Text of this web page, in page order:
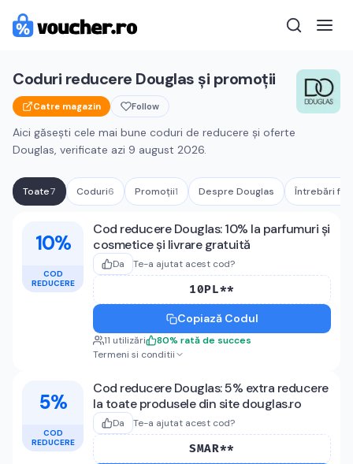
Coduri reducere Douglas și promoții
Catre magazin Follow
Aici găsești cele mai bune coduri de reducere și oferte
Douglas, verificate azi 9 august 2026.
Toate7 Coduri6 Promoții1 Despre Douglas Întrebări
Cupoane activeDouglas
10%
COD
REDUCERE
Cod reducere Douglas: 10% la parfumuri și
cosmetice și livrare gratuită
Da Te-a ajutat acest cod?
10PL**
Copiază Codul
11 utilizări 80% rată de succes
Termeni si conditii
5%
COD
REDUCERE
Cod reducere Douglas: 5% extra reducere
la toate produsele din site douglas.ro
Da Te-a ajutat acest cod?
SMAR**